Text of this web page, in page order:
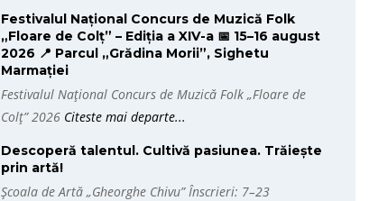
Festivalul Național Concurs de Muzică Folk
„Floare de Colț” – Ediția a XIV-a 📅 15–16 august
2026 📍 Parcul „Grădina Morii”, Sighetu
Marmației
Festivalul Național Concurs de Muzică Folk „Floare de
Colț” 2026 Citeste mai departe...
Descoperă talentul. Cultivă pasiunea. Trăiește
prin artă!
Școala de Artă „Gheorghe Chivu” Înscrieri: 7–23